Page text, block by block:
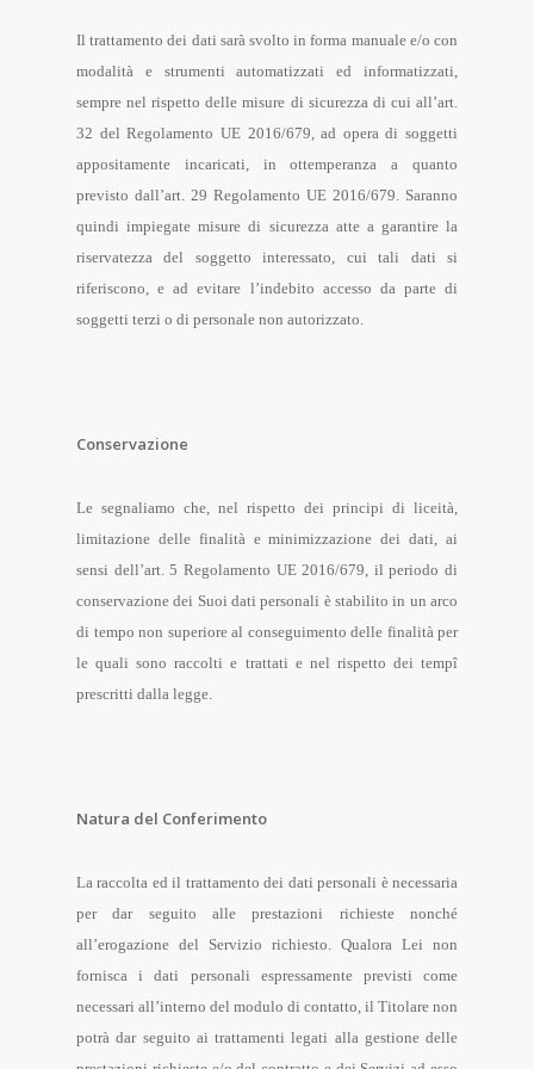
Il trattamento dei dati sarà svolto in forma manuale e/o con
modalità e strumenti automatizzati ed informatizzati,
sempre nel rispetto delle misure di sicurezza di cui all’art.
32 del Regolamento UE 2016/679, ad opera di soggetti
appositamente incaricati, in ottemperanza a quanto
previsto dall’art. 29 Regolamento UE 2016/679. Saranno
quindi impiegate misure di sicurezza atte a garantire la
riservatezza del soggetto interessato, cui tali dati si
riferiscono, e ad evitare l’indebito accesso da parte di
soggetti terzi o di personale non autorizzato.
Conservazione
Le segnaliamo che, nel rispetto dei principi di liceità,
limitazione delle finalità e minimizzazione dei dati, ai
sensi dell’art. 5 Regolamento UE 2016/679, il periodo di
conservazione dei Suoi dati personali è stabilito in un arco
di tempo non superiore al conseguimento delle finalità per
le quali sono raccolti e trattati e nel rispetto dei tempî
prescritti dalla legge.
Natura del Conferimento
La raccolta ed il trattamento dei dati personali è necessaria
per dar seguito alle prestazioni richieste nonché
all’erogazione del Servizio richiesto. Qualora Lei non
fornisca i dati personali espressamente previsti come
necessari all’interno del modulo di contatto, il Titolare non
potrà dar seguito ai trattamenti legati alla gestione delle